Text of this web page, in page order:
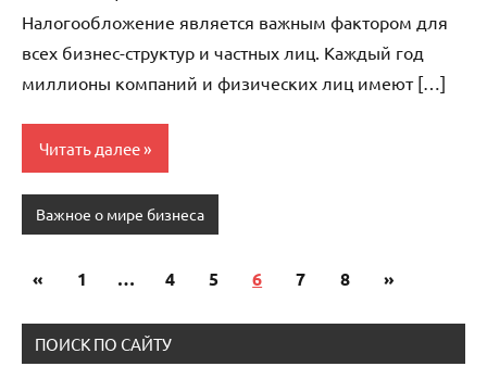
Налогообложение является важным фактором для
всех бизнес-структур и частных лиц. Каждый год
миллионы компаний и физических лиц имеют […]
Читать далее
Важное о мире бизнеса
записей
« Предыдущие
1 … 4 5 6 7 8
Следующие
»
ПОИСК ПО САЙТУ